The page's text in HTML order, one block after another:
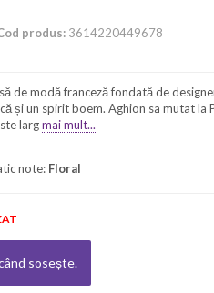
produs:3614220449678
de modă franceză fondată de
și un spirit boem. Aghion sa mutat la
largmai mult...
note: Floral
sosește.